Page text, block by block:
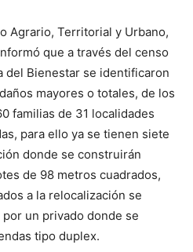
Agrario, Territorial y Urbano,
que a través del censo
del Bienestar se identificaron
mayores o totales, de los
familias de 31 localidades
para ello ya se tienen siete
donde se construirán
de 98 metros cuadrados,
a la relocalización se
un privado donde se
tipo duplex.